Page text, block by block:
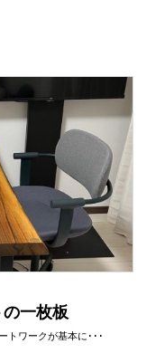
一枚板
トワークが基本に･･･